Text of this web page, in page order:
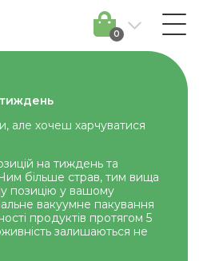
0
але хочеш харчуватися
на тиждень та
більше страв, тим вища
позицію у вашому
вакуумне пакування
продуктів протягом 5
залишаються не